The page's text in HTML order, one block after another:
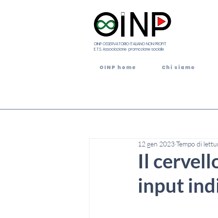
OINP OSSERVATORIO ITALIANO NON PROFIT
E.T.S. Associazione promozione sociale
OINP home Chi siamo
Il
input
12 gen 2023Tempo di